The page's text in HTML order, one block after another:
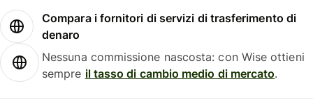
Compara i fornitori di servizi di trasferimento di
denaro
Nessuna commissione nascosta: con Wise ottieni
sempre il tasso di cambio medio di mercato.